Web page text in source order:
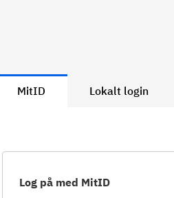
MitID Lokalt login
Log på med MitID